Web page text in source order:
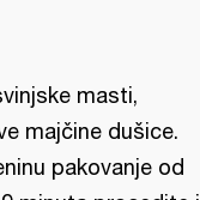
masti,
majčine dušice.
pakovanje od